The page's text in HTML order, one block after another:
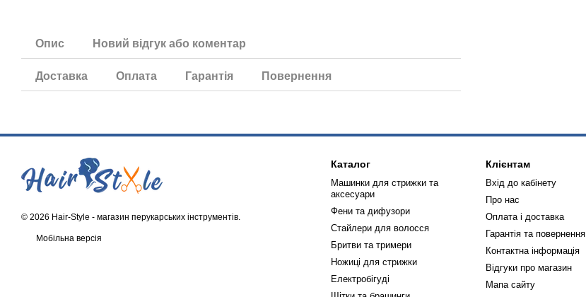
Опис Новий відгук або коментар
Доставка Оплата Гарантія Повернення
© 2026 Hair-Style - магазин перукарських інструментів.
Мобільна версія
Каталог
Машинки для стрижки та
аксесуари
Фени та дифузори
Стайлери для волосся
Бритви та тримери
Ножиці для стрижки
Електробігуді
Клієнтам
Вхід до кабінету
Про нас
Оплата і доставка
Гарантія та повернення
Контактна інформація
Відгуки про магазин
Мапа сайту